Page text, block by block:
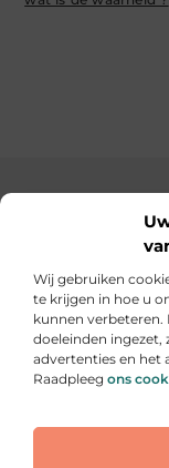
Wij gebruiken
te krijgen in hoe u
kunnen verbeteren.
doeleinden ingezet,
advertenties en het
Raadpleeg ons
Elke
Praktische